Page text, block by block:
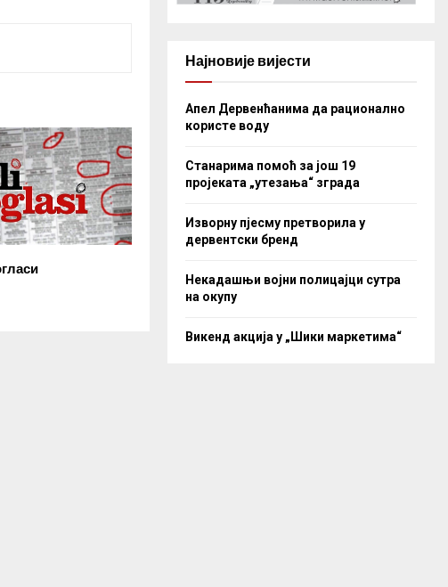
Најновије вијести
Апел Дервенћанима да рационално
користе воду
Станарима помоћ за још 19
пројеката „утезања“ зграда
Изворну пјесму претворила у
дервентски бренд
Некадашњи војни полицајци сутра
на окупу
Викенд акција у „Шики маркетима“